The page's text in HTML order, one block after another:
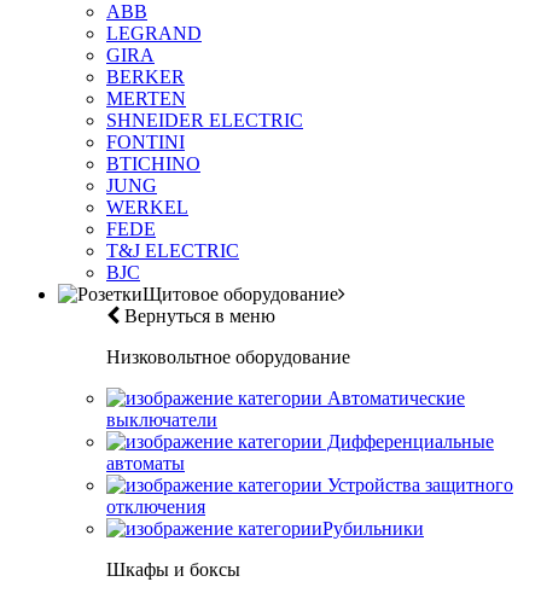
ABB
LEGRAND
GIRA
BERKER
MERTEN
SHNEIDER ELECTRIC
FONTINI
BTICHINO
JUNG
WERKEL
FEDE
T&J ELECTRIC
BJC
Щитовое оборудование
Вернуться в меню
Низковольтное оборудование
Автоматические
выключатели
Дифференциальные
автоматы
Устройства защитного
отключения
Рубильники
Шкафы и боксы